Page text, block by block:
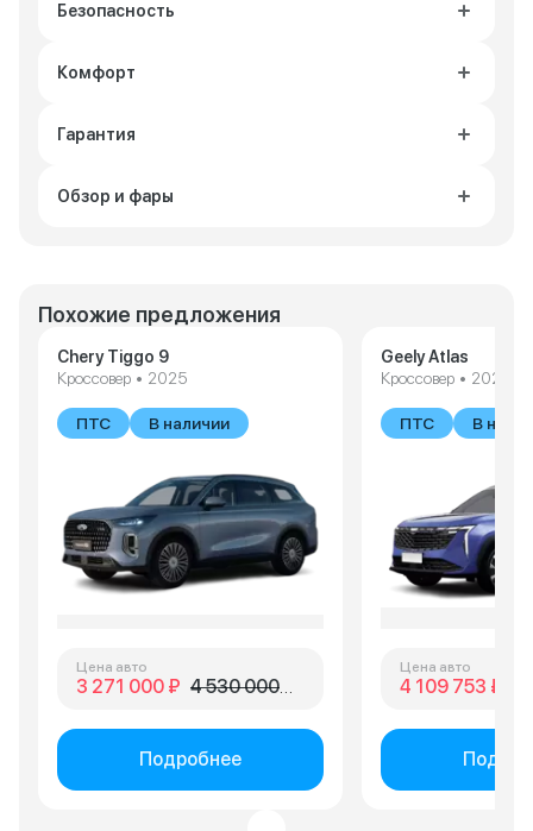
Безопасность
Комфорт
Гарантия
Обзор и фары
Похожие предложения
Chery Tiggo 9
Кроссовер • 2025
ПТС В наличии
Цена авто
3 271 000 ₽ 4 530 000 ₽
Подробнее
Geely Atlas
Кроссовер • 2025
ПТС В
Цена авто
4 109 753 ₽